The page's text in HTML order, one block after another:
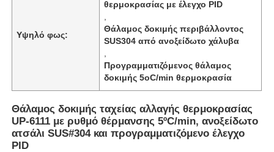
Υψηλό φως:
θερμοκρασίας με έλεγχο PID
Θάλαμος δοκιμής περιβάλλοντος
SUS304 από ανοξείδωτο χάλυβα
Προγραμματιζόμενος θάλαμος
δοκιμής 5oC/min θερμοκρασία
Θάλαμος δοκιμής ταχείας αλλαγής θερμοκρασίας
UP-6111 με ρυθμό θέρμανσης 5ºC/min, ανοξείδωτο
ατσάλι SUS#304 και προγραμματιζόμενο έλεγχο
PID